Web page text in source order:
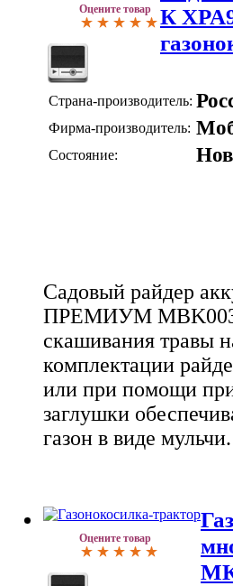
Оцените товар
К
Страна-производитель:
Фирма-производитель:
Состояние:
Садовый райдер
ПРЕМИУМ
скашивания травы
комплектации
или при помощи
заглушки
газон в виде мульчи.
Оцените товар